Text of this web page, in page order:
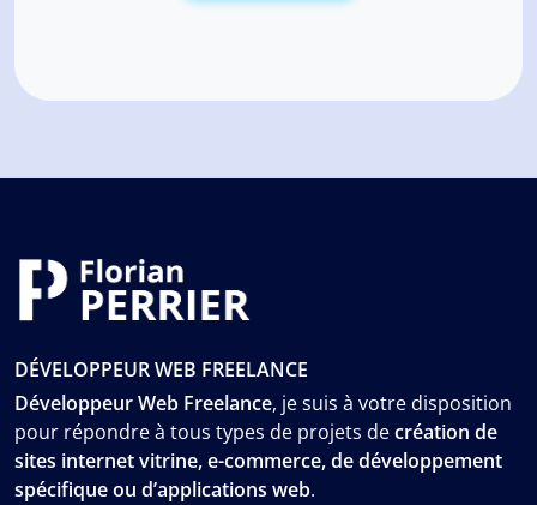
DÉVELOPPEUR WEB FREELANCE
Développeur Web Freelance, je suis à votre disposition
pour répondre à tous types de projets decréation de
sites internet vitrine, e-commerce, de développement
spécifique ou d’applications web.